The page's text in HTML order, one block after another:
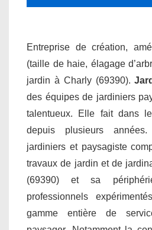
Entreprise de création,
(taille de haie, élagage
jardin à Charly (69390).
des équipes de jardiniers
talentueux. Elle fait dans
depuis plusieurs
jardiniers et paysagiste
travaux de jardin et de
(69390) et sa
professionnels
gamme entière de